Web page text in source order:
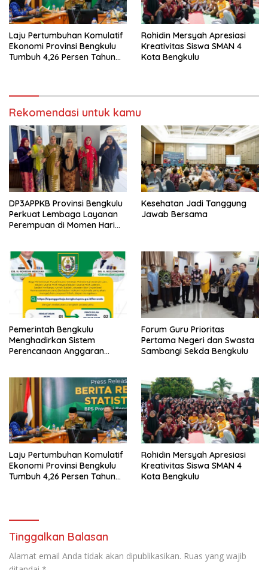
Laju Pertumbuhan Komulatif
Ekonomi Provinsi Bengkulu
Tumbuh 4,26 Persen Tahun
Rohidin Mersyah Apresiasi
Kreativitas Siswa SMAN 4
Kota Bengkulu
Rekomendasi untuk kamu
DP3APPKB Provinsi Bengkulu
Perkuat Lembaga Layanan
Perempuan di Momen Hari
Kesehatan Jadi Tanggung
Jawab Bersama
Pemerintah Bengkulu
Menghadirkan Sistem
Perencanaan Anggaran
Forum Guru Prioritas
Pertama Negeri dan Swasta
Sambangi Sekda Bengkulu
Laju Pertumbuhan Komulatif
Ekonomi Provinsi Bengkulu
Tumbuh 4,26 Persen Tahun
Rohidin Mersyah Apresiasi
Kreativitas Siswa SMAN 4
Kota Bengkulu
Tinggalkan Balasan
Alamat email Anda tidak akan dipublikasikan. Ruas yang wajib